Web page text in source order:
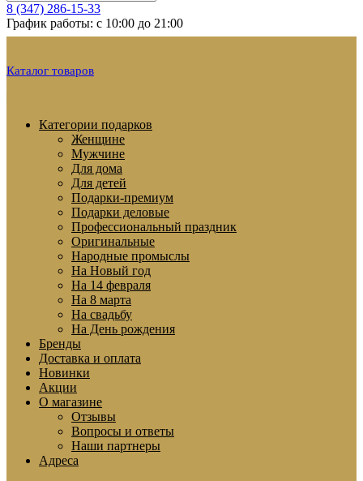
8 (347) 286-15-33
График работы: с 10:00 до 21:00
Каталог товаров
Категории подарков
Женщине
Мужчине
Для дома
Для детей
Подарки-премиум
Подарки деловые
Профессиональный праздник
Оригинальные
Народные промыслы
На Новый год
На 14 февраля
На 8 марта
На свадьбу
На День рождения
Бренды
Доставка и оплата
Новинки
Акции
О магазине
Отзывы
Вопросы и ответы
Наши партнеры
Адреса